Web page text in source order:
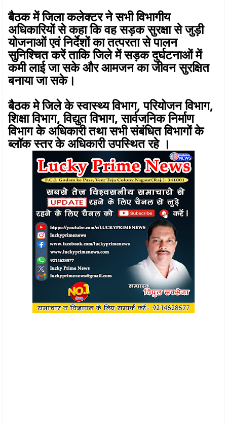
बैठक में जिला कलेक्टर ने सभी विभागीय
अधिकारियों से कहा कि वह सड़क सुरक्षा से जुड़ी
योजनाओं एवं निर्देशों का तत्परता से पालन
सुनिश्चित करें ताकि जिले में सड़क दुर्घटनाओं में
कमी लाई जा सके और आमजन का जीवन सुरक्षित
बनाया जा सके।
बैठक मे जिले के स्वास्थ्य विभाग, परियोजन विभाग,
शिक्षा विभाग, विद्युत विभाग, सार्वजनिक निर्माण
विभाग के अधिकारी तथा सभी संबंधित विभागों के
ब्लॉक स्तर के अधिकारी उपस्थित रहे ।